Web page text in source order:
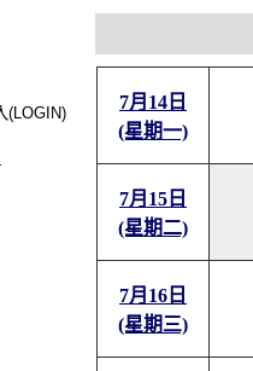
7月14日
(星期一)
7月15日
(星期二)
7月16日
(星期三)